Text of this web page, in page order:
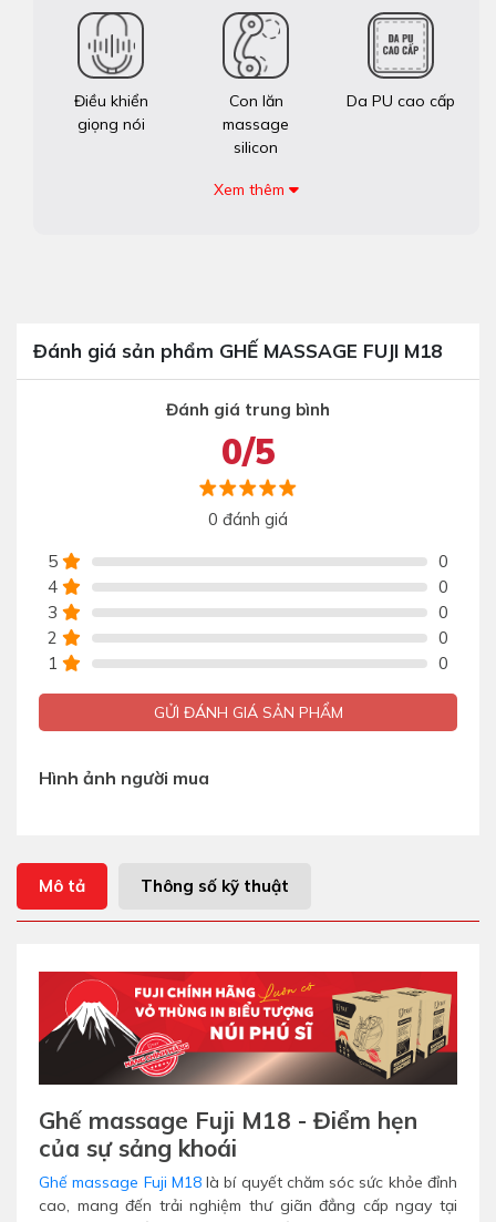
Điều khiển
giọng nói
Con lăn
massage
silicon
Da PU cao cấp
Xem thêm
Đánh giá sản phẩm GHẾ MASSAGE FUJI M18
Đánh giá trung bình
0/5
0 đánh giá
5
0
4
0
3
0
2
0
1
0
GỬI ĐÁNH GIÁ SẢN PHẨM
Hình ảnh người mua
Mô tả Thông số kỹ thuật
Ghế massage Fuji M18 - Điểm hẹn
của sự sảng khoái
Ghế massage Fuji M18là bí quyết chăm sóc sức khỏe đỉnh
cao, mang đến trải nghiệm thư giãn đẳng cấp ngay tại